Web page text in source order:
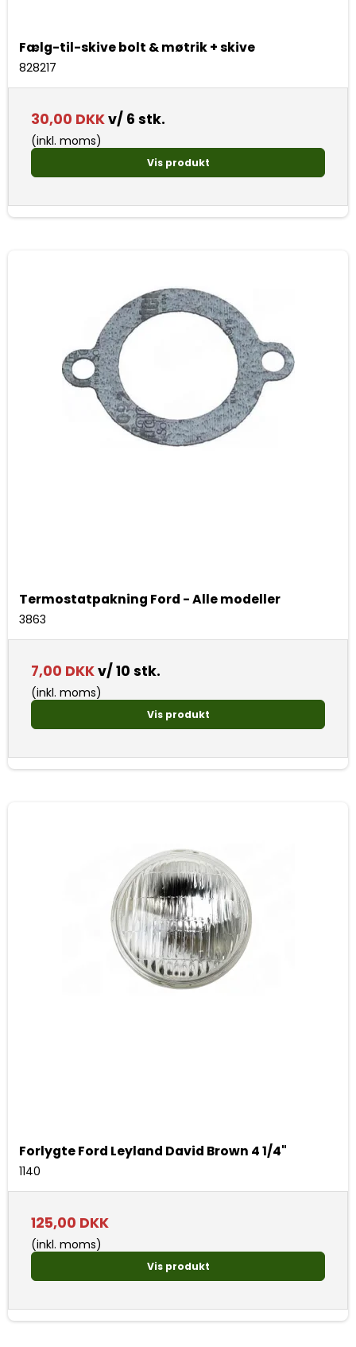
Fælg-til-skive bolt & møtrik + skive
828217
30,00 DKKv/ 6 stk.
(inkl. moms)
Vis produkt
Termostatpakning Ford - Alle modeller
3863
7,00 DKKv/ 10 stk.
(inkl. moms)
Vis produkt
Forlygte Ford Leyland David Brown 4 1/4"
1140
125,00 DKK
(inkl. moms)
Vis produkt